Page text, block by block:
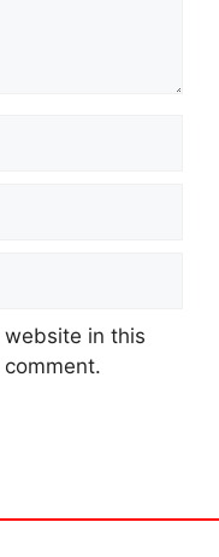
website in this